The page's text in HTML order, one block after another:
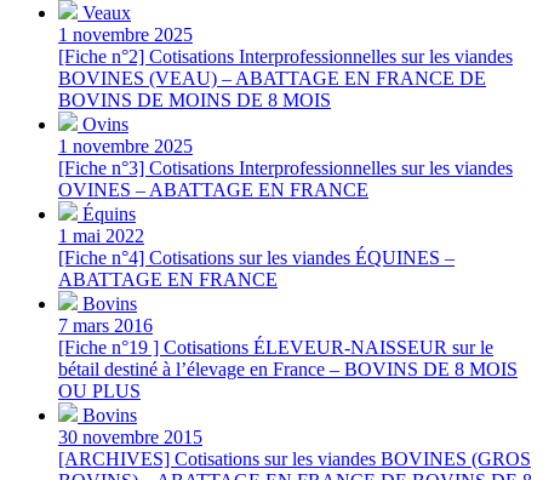
Veaux
1 novembre 2025
[Fiche n°2] Cotisations Interprofessionnelles sur les viandes
BOVINES (VEAU) – ABATTAGE EN FRANCE DE
BOVINS DE MOINS DE 8 MOIS
Ovins
1 novembre 2025
[Fiche n°3] Cotisations Interprofessionnelles sur les viandes
OVINES – ABATTAGE EN FRANCE
Équins
1 mai 2022
[Fiche n°4] Cotisations sur les viandes ÉQUINES –
ABATTAGE EN FRANCE
Bovins
7 mars 2016
[Fiche n°19 ] Cotisations ÉLEVEUR-NAISSEUR sur le
bétail destiné à l’élevage en France – BOVINS DE 8 MOIS
OU PLUS
Bovins
30 novembre 2015
[ARCHIVES] Cotisations sur les viandes BOVINES (GROS